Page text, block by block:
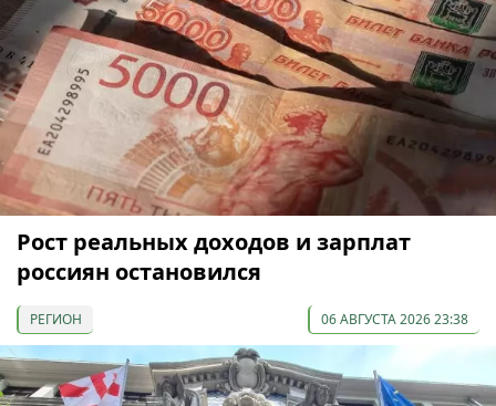
Рост реальных доходов и зарплат
россиян остановился
РЕГИОН 06 АВГУСТА 2026 23:38